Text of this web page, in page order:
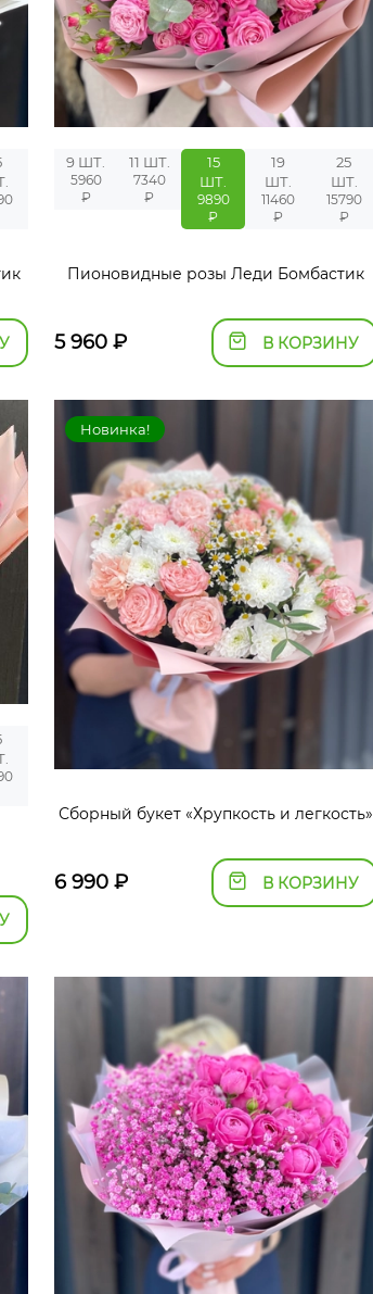
9 ШТ.
5960
₽
11 ШТ.
7340
₽
15
ШТ.
9890
₽
19
ШТ.
11460
₽
25
ШТ.
15790
₽
Пионовидные розы Леди Бомбастик
5 960₽ В КОРЗИНУ
Новинка!
Сборный букет «Хрупкость и легкость»
6 990₽ В КОРЗИНУ